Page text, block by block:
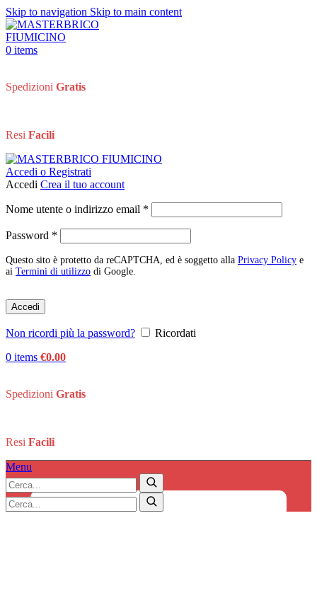
Skip to navigation Skip to main content
0 items
Spedizioni Gratis
Resi Facili
Accedi o Registrati
Accedi Crea il tuo account
Nome utente o indirizzo email *
Password *
Questo sito è protetto da reCAPTCHA, ed è soggetto alla Privacy Policy e
ai Termini di utilizzo di Google.
Accedi
Non ricordi più la password?
Ricordati
0 items €0.00
Spedizioni Gratis
Resi Facili
Menu
Search:
Search
Search:
Search
Home/ Casa e Bricolage / Fai da te